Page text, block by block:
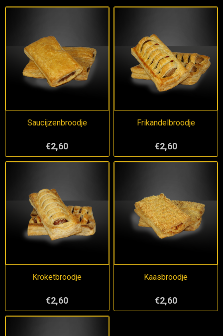
Saucijzenbroodje
€2,60
Frikandelbroodje
€2,60
Kroketbroodje
€2,60
Kaasbroodje
€2,60